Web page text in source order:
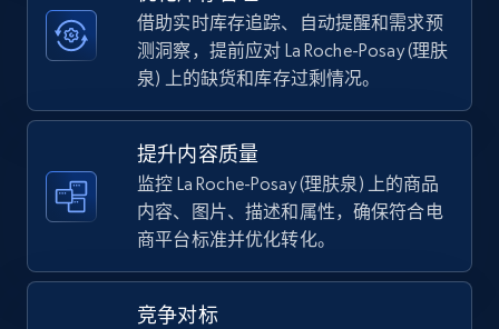
5.4K+ 668+ 立即开始
TikTok Shop - category
URL, Title, Available, Description, Currency, Initial
price, Final price, Discount percent, and more.
5.4K+ 668+ 立即开始
借助实时库存追踪、自动提醒和需求预
测洞察，提前应对 La Roche-Posay (理肤
泉) 上的缺货和库存过剩情况。
提升内容质量
监控 La Roche-Posay (理肤泉) 上的商品
内容、图片、描述和属性，确保符合电
商平台标准并优化转化。
竞争对标